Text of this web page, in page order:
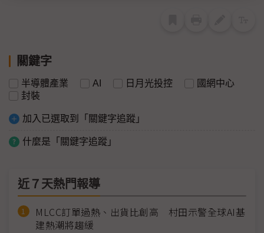
關鍵字
半導體產業 AI 日月光投控
國網中心
封裝
加入已選取到「關鍵字追蹤」
什麼是「關鍵字追蹤」
近７天熱門報導
MLCC訂單過熱、出貨比創高 村田示警全球AI基
建熱潮將趨緩